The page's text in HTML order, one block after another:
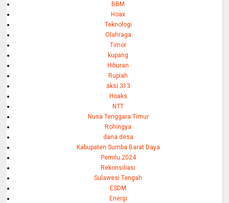
BBM
Hoax
Teknologi
Olahraga
Timor
kupang
Hiburan
Rupiah
aksi 313
Hoaks
NTT
Nusa Tenggara Timur
Rohingya
dana desa
Kabupaten Sumba Barat Daya
Pemilu 2024
Rekonsiliasi
Sulawesi Tengah
ESDM
Energi